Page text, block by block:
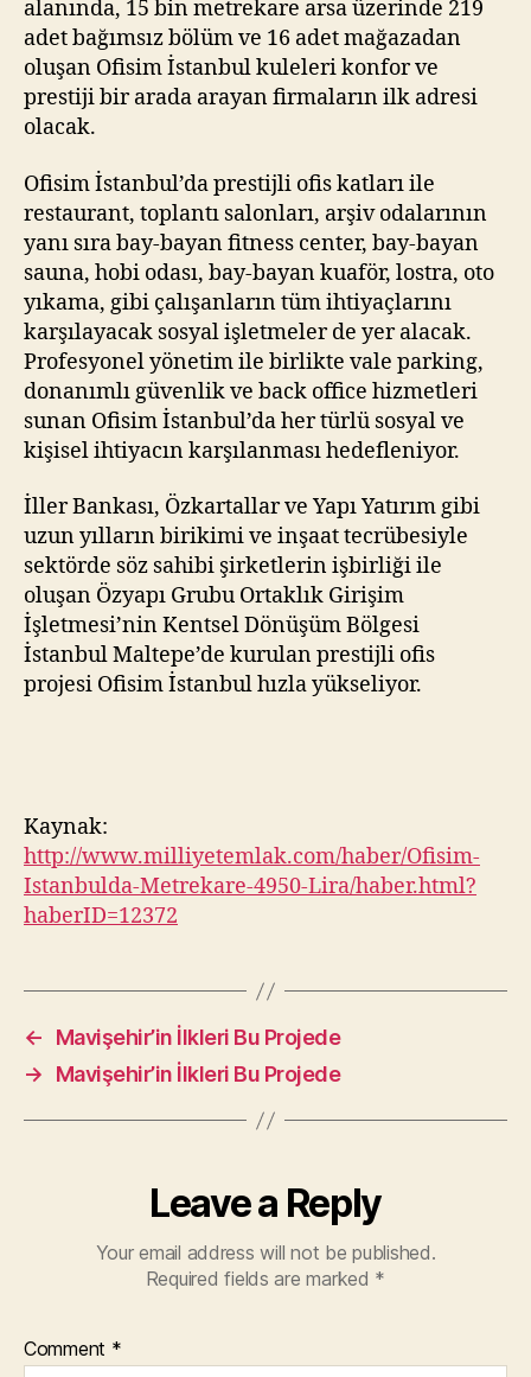
alanında, 15 bin metrekare arsa üzerinde 219
adet bağımsız bölüm ve 16 adet mağazadan
oluşan Ofisim İstanbul kuleleri konfor ve
prestiji bir arada arayan firmaların ilk adresi
olacak.
Ofisim İstanbul’da prestijli ofis katları ile
restaurant, toplantı salonları, arşiv odalarının
yanı sıra bay-bayan fitness center, bay-bayan
sauna, hobi odası, bay-bayan kuaför, lostra, oto
yıkama, gibi çalışanların tüm ihtiyaçlarını
karşılayacak sosyal işletmeler de yer alacak.
Profesyonel yönetim ile birlikte vale parking,
donanımlı güvenlik ve back office hizmetleri
sunan Ofisim İstanbul’da her türlü sosyal ve
kişisel ihtiyacın karşılanması hedefleniyor.
İller Bankası, Özkartallar ve Yapı Yatırım gibi
uzun yılların birikimi ve inşaat tecrübesiyle
sektörde söz sahibi şirketlerin işbirliği ile
oluşan Özyapı Grubu Ortaklık Girişim
İşletmesi’nin Kentsel Dönüşüm Bölgesi
İstanbul Maltepe’de kurulan prestijli ofis
projesi Ofisim İstanbul hızla yükseliyor.
Kaynak:
http://www.milliyetemlak.com/haber/Ofisim-
Istanbulda-Metrekare-4950-Lira/haber.html?
haberID=12372
←
Mavişehir’in İlkleri Bu Projede
→
Mavişehir’in İlkleri Bu Projede
Leave a Reply
Your email address will not be published.
Required fields are marked *
Comment *